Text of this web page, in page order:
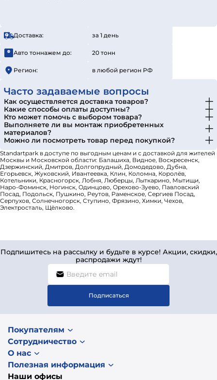
Доставка: за 1 день
Авто тоннажем до: 20 тонн
Регион: в любой регион РФ
Часто задаваемые вопросы
Как осуществляется доставка товаров?
Какие способы оплаты доступны?
Кто может помочь с выбором товара?
Выполняете ли вы монтаж приобретенных
материалов?
Можно ли посмотреть товар перед покупкой?
Standartpark в доступе по выгодным ценам и с доставкой для жителей
Москвы и Московской области: Балашиха, Видное, Воскресенск,
Дзержинский, Дмитров, Долгопрудный, Домодедово, Дубна,
Егорьевск, Жуковский, Ивантеевка, Клин, Коломна, Королёв,
Котельники, Красногорск, Лобня, Люберцы, Лыткарино, Мытищи,
Наро-Фоминск, Ногинск, Одинцово, Орехово-Зуево, Павловский
Посад, Подольск, Пушкино, Реутов, Раменское, Сергиев Посад,
Серпухов, Солнечногорск, Ступино, Фрязино, Химки, Чехов,
Электросталь, Щёлково.
Подпишитесь на рассылку и будьте в курсе! Акции, скидки,
распродажи ждут!
Подписаться
Покупателям
Сотрудничество
О нас
Полезная информация
Наши офисы